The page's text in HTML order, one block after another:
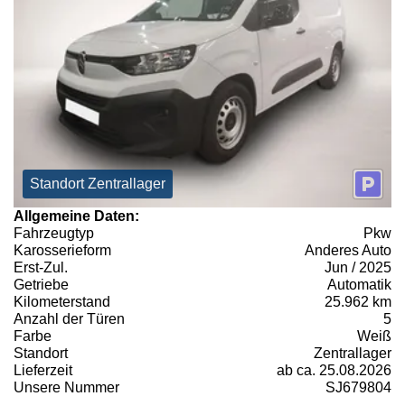
Standort Zentrallager
Allgemeine Daten:
Fahrzeugtyp
Pkw
Karosserieform
Anderes Auto
Erst-Zul.
Jun / 2025
Getriebe
Automatik
Kilometerstand
25.962 km
Anzahl der Türen
5
Farbe
Weiß
Standort
Zentrallager
Lieferzeit
ab ca. 25.08.2026
Unsere Nummer
SJ679804